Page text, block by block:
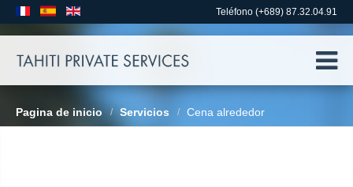
Teléfono (+689) 87.32.04.91
Pagina de inicio / Servicios / Cena alrededor